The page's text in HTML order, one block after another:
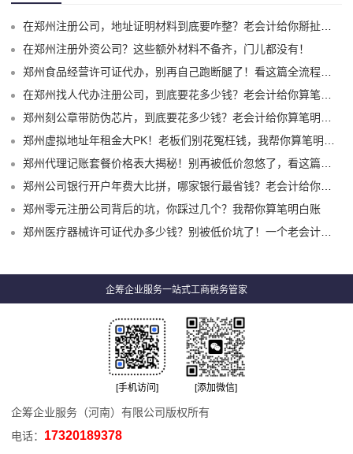
在郑州注册公司，地址证明材料到底要咋整？老会计给你掰扯清楚！
在郑州注册外资公司？这些额外材料不备齐，门儿都没有！
郑州食品经营许可证代办，别再自己跑断腿了！看这篇全流程指南
在郑州找人代办注册公司，到底要花多少钱？老会计给你算笔明白账
郑州刻公章带防伪芯片，到底要花多少钱？老会计给你算笔明白账
郑州虚拟地址年租金大PK！老板们别花冤枉钱，我帮你算笔明白账
郑州代理记账套餐价格表大揭秘！别再被低价忽悠了，看这篇就够用
郑州公司银行开户年费大比拼，哪家银行最省钱？老会计给你掰扯清楚
郑州零元注册公司背后的坑，你踩过几个？我帮你算笔明白账
郑州医疗器械许可证代办多少钱？别被低价坑了！一个老会计的真心话
企筹企业服务一站式工商税务管家
[手机访问] [添加微信]
企筹企业服务（河南）有限公司版权所有
电话： 17320189378